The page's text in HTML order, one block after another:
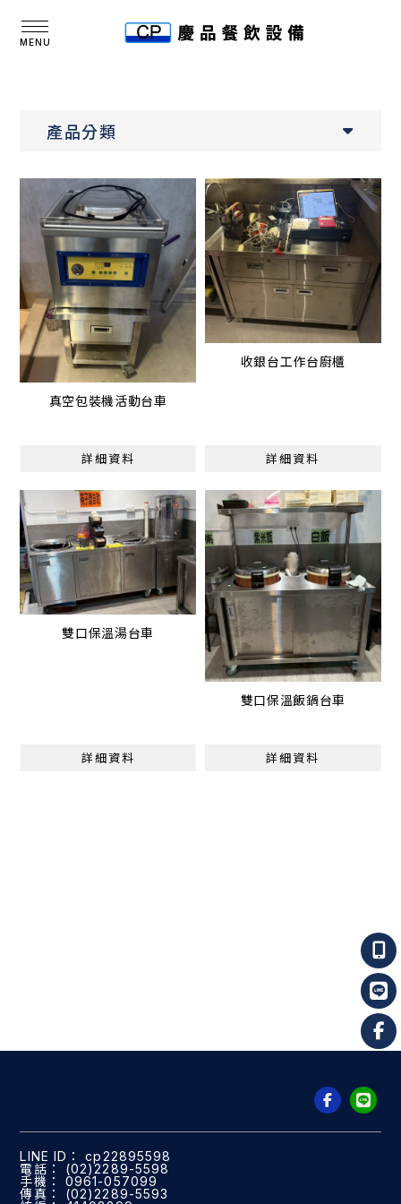
產品分類
真空包裝機活動台車
詳細資料
收銀台工作台廚櫃
詳細資料
雙口保溫湯台車
詳細資料
雙口保溫飯鍋台車
詳細資料
cp22895598
(02)2289-5598
0961-057099
(02)2289-5593